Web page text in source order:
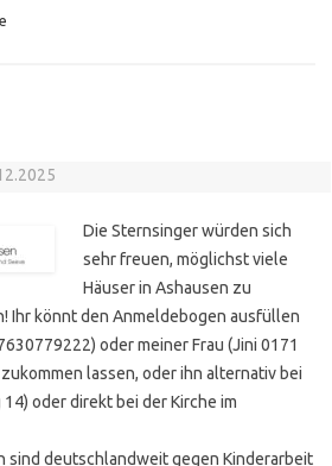
Die Sternsinger würden sich
sehr freuen, möglichst viele
Häuser in Ashausen zu
Ihr könnt den Anmeldebogen ausfüllen
oder meiner Frau (Jini 0171
lassen, oder ihn alternativ bei
oder direkt bei der Kirche im
sind deutschlandweit gegen Kinderarbeit